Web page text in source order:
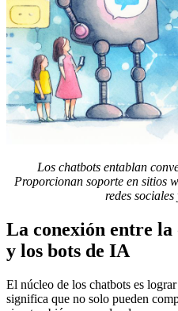
Los chatbots entablan
Proporcionan soporte en sitios
redes
La conexión entre
y los bots de IA
El núcleo de los chatbots es
significa que no solo pueden